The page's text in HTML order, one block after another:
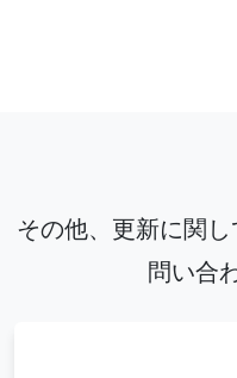
その他、更新に関
問い合